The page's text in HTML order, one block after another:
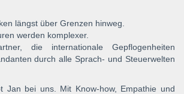
längst über Grenzen hinweg.
werden komplexer.
die internationale Gepflogenheiten
durch alle Sprach- und Steuerwelten
Jan bei uns. Mit Know-how, Empathie und